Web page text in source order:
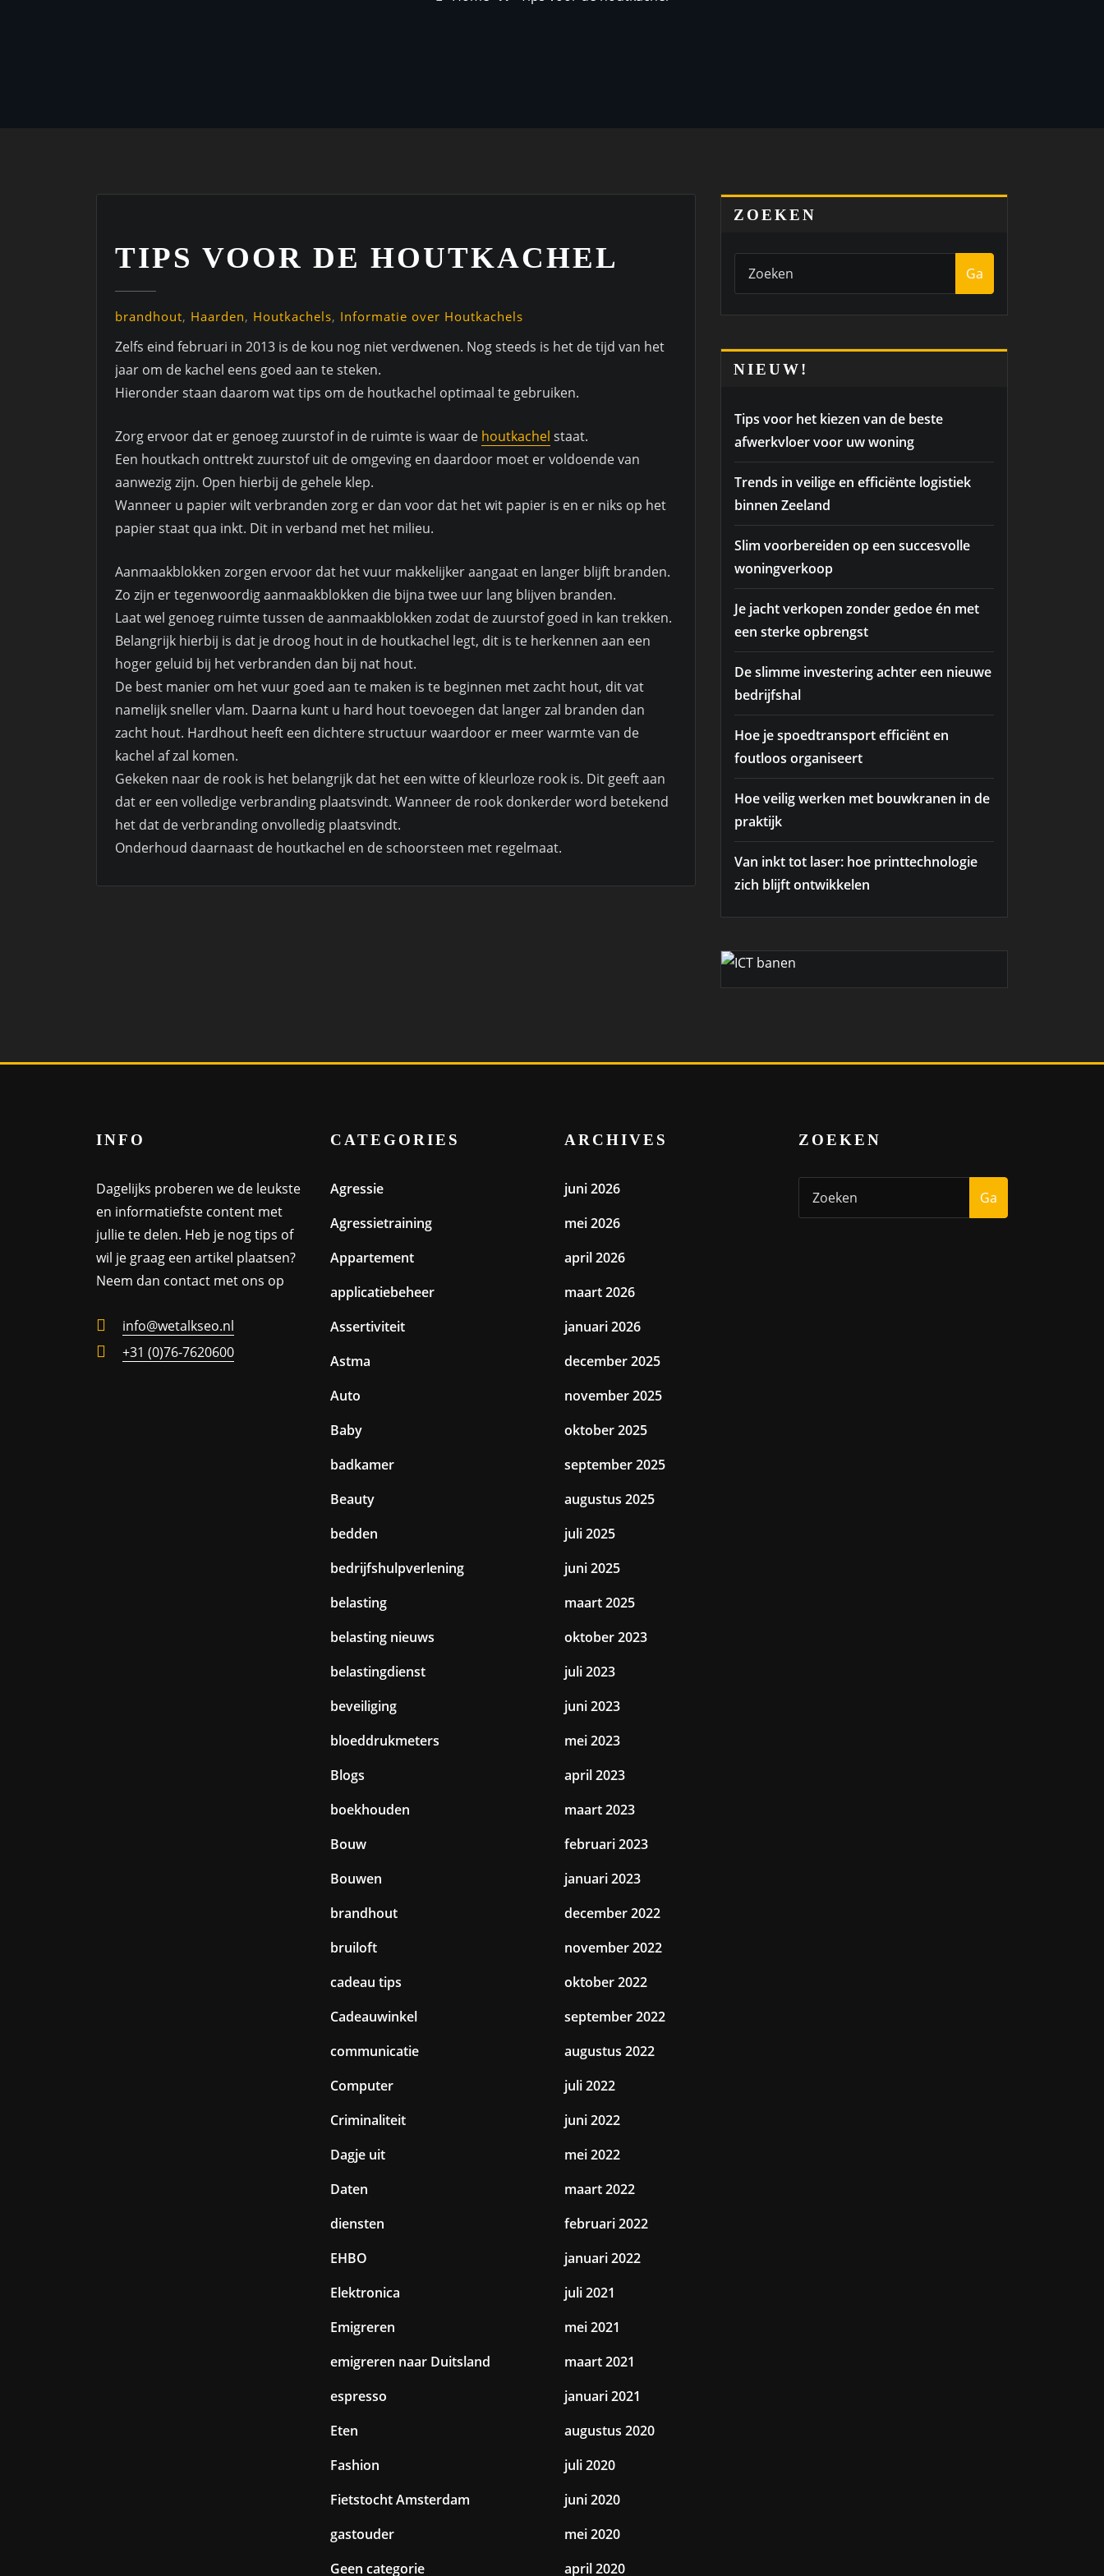
TIPS VOOR DE HOUTKACHEL
brandhout, Haarden, Houtkachels, Informatie over Houtkachels
Zelfs eind februari in 2013 is de kou nog niet verdwenen. Nog steeds is het de tijd van het
jaar om de kachel eens goed aan te steken.
Hieronder staan daarom wat tips om de houtkachel optimaal te gebruiken.
Zorg ervoor dat er genoeg zuurstof in de ruimte is waar de houtkachel staat.
Een houtkach onttrekt zuurstof uit de omgeving en daardoor moet er voldoende van
aanwezig zijn. Open hierbij de gehele klep.
Wanneer u papier wilt verbranden zorg er dan voor dat het wit papier is en er niks op het
papier staat qua inkt. Dit in verband met het milieu.
Aanmaakblokken zorgen ervoor dat het vuur makkelijker aangaat en langer blijft branden.
Zo zijn er tegenwoordig aanmaakblokken die bijna twee uur lang blijven branden.
Laat wel genoeg ruimte tussen de aanmaakblokken zodat de zuurstof goed in kan trekken.
Belangrijk hierbij is dat je droog hout in de houtkachel legt, dit is te herkennen aan een
hoger geluid bij het verbranden dan bij nat hout.
De best manier om het vuur goed aan te maken is te beginnen met zacht hout, dit vat
namelijk sneller vlam. Daarna kunt u hard hout toevoegen dat langer zal branden dan
zacht hout. Hardhout heeft een dichtere structuur waardoor er meer warmte van de
kachel af zal komen.
Gekeken naar de rook is het belangrijk dat het een witte of kleurloze rook is. Dit geeft aan
dat er een volledige verbranding plaatsvindt. Wanneer de rook donkerder word betekend
het dat de verbranding onvolledig plaatsvindt.
Onderhoud daarnaast de houtkachel en de schoorsteen met regelmaat.
ZOEKEN
Ga
NIEUW!
Tips voor het kiezen van de beste
afwerkvloer voor uw woning
Trends in veilige en efficiënte logistiek
binnen Zeeland
Slim voorbereiden op een succesvolle
woningverkoop
Je jacht verkopen zonder gedoe én met
een sterke opbrengst
De slimme investering achter een nieuwe
bedrijfshal
Hoe je spoedtransport efficiënt en
foutloos organiseert
Hoe veilig werken met bouwkranen in de
praktijk
Van inkt tot laser: hoe printtechnologie
zich blijft ontwikkelen
INFO
Dagelijks proberen we de leukste
en informatiefste content met
jullie te delen. Heb je nog tips of
wil je graag een artikel plaatsen?
Neem dan contact met ons op
info@wetalkseo.nl
+31 (0)76-7620600
CATEGORIES
Agressie
Agressietraining
Appartement
applicatiebeheer
Assertiviteit
Astma
Auto
Baby
badkamer
Beauty
bedden
bedrijfshulpverlening
belasting
belasting nieuws
belastingdienst
beveiliging
bloeddrukmeters
Blogs
boekhouden
Bouw
Bouwen
brandhout
bruiloft
cadeau tips
Cadeauwinkel
communicatie
Computer
Criminaliteit
Dagje uit
Daten
diensten
EHBO
Elektronica
Emigreren
emigreren naar Duitsland
espresso
Eten
Fashion
Fietstocht Amsterdam
gastouder
Geen categorie
ARCHIVES
juni 2026
mei 2026
april 2026
maart 2026
januari 2026
december 2025
november 2025
oktober 2025
september 2025
augustus 2025
juli 2025
juni 2025
maart 2025
oktober 2023
juli 2023
juni 2023
mei 2023
april 2023
maart 2023
februari 2023
januari 2023
december 2022
november 2022
oktober 2022
september 2022
augustus 2022
juli 2022
juni 2022
mei 2022
maart 2022
februari 2022
januari 2022
juli 2021
mei 2021
maart 2021
januari 2021
augustus 2020
juli 2020
juni 2020
mei 2020
april 2020
ZOEKEN
Ga